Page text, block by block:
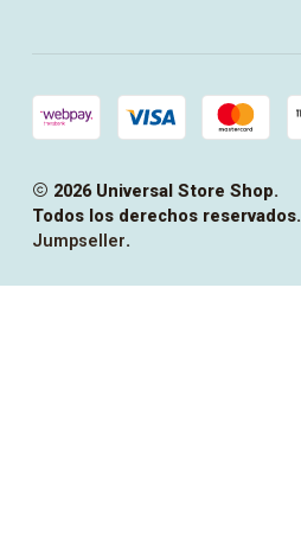
2026 Universal Store Shop.
Todos los derechos reservados.
Jumpseller.